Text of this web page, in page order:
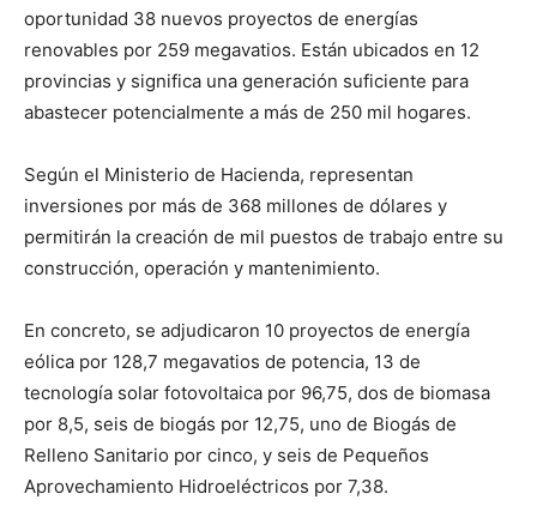
oportunidad 38 nuevos proyectos de energías
renovables por 259 megavatios. Están ubicados en 12
provincias y significa una generación suficiente para
abastecer potencialmente a más de 250 mil hogares.
Según el Ministerio de Hacienda, representan
inversiones por más de 368 millones de dólares y
permitirán la creación de mil puestos de trabajo entre su
construcción, operación y mantenimiento.
En concreto, se adjudicaron 10 proyectos de energía
eólica por 128,7 megavatios de potencia, 13 de
tecnología solar fotovoltaica por 96,75, dos de biomasa
por 8,5, seis de biogás por 12,75, uno de Biogás de
Relleno Sanitario por cinco, y seis de Pequeños
Aprovechamiento Hidroeléctricos por 7,38.